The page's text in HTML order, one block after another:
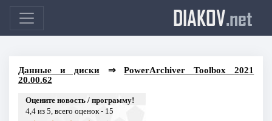
DIAKOV.net
Данные и диски⇒PowerArchiver Toolbox 2021
20.00.62
Оцените новость / программу!
4,4из 5, всего оценок - 15